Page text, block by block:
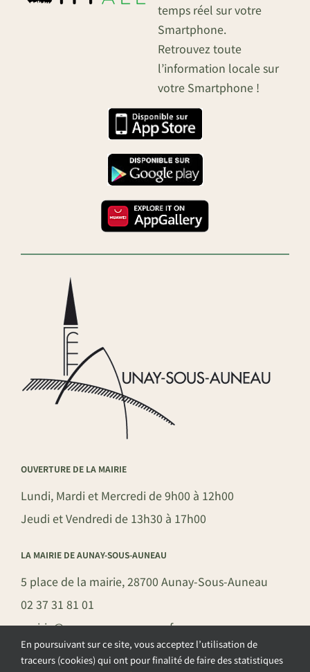
temps réel sur votre
Smartphone.
Retrouvez toute
l’information locale sur
votre Smartphone !
OUVERTURE DE LA MAIRIE
Lundi, Mardi et Mercredi de 9h00 à 12h00
Jeudi et Vendredi de 13h30 à 17h00
LA MAIRIE DE AUNAY-SOUS-AUNEAU
5 place de la mairie, 28700 Aunay-Sous-Auneau
02 37 31 81 01
mairie@aunay-sous-auneau.fr
En poursuivant sur ce site, vous acceptez l’utilisation de
traceurs (cookies) qui ont pour finalité de faire des statistiques